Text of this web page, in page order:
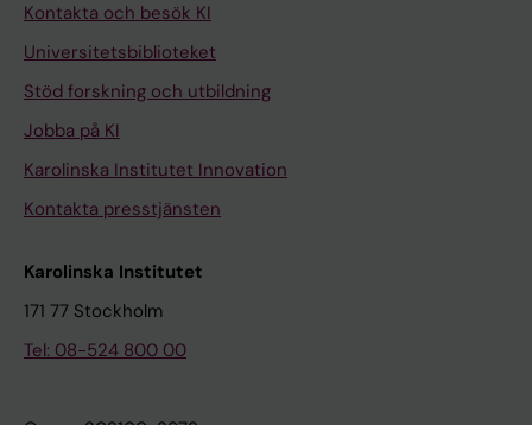
Kontakta och besök KI
Universitetsbiblioteket
Stöd forskning och utbildning
Jobba på KI
Karolinska Institutet Innovation
Kontakta presstjänsten
Karolinska Institutet
171 77 Stockholm
Tel: 08-524 800 00